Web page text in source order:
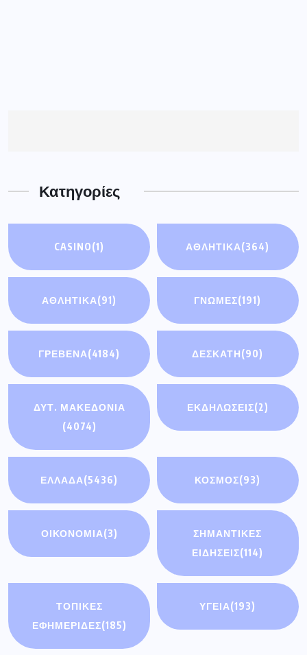
Κατηγορίες
CASINO(1) ΑΘΛΗΤΙΚΑ(364)
ΑΘΛΗΤΙΚΆ(91) ΓΝΩΜΕΣ(191)
ΓΡΕΒΕΝΑ(4184) ΔΕΣΚΑΤΗ(90)
ΔΥΤ. ΜΑΚΕΔΟΝΙΑ
(4074)
ΕΚΔΗΛΩΣΕΙΣ(2)
ΕΛΛΑΔΑ(5436) ΚΟΣΜΟΣ(93)
ΟΙΚΟΝΟΜΊΑ(3)
ΣΗΜΑΝΤΙΚΈΣ
ΕΙΔΉΣΕΙΣ(114)
ΤΟΠΙΚΕΣ
ΕΦΗΜΕΡΙΔΕΣ(185)
ΥΓΕΙΑ(193)